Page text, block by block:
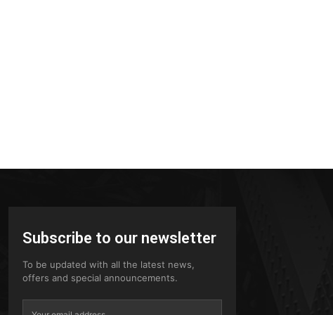
Subscribe to our newsletter
To be updated with all the latest news,
offers and special announcements.